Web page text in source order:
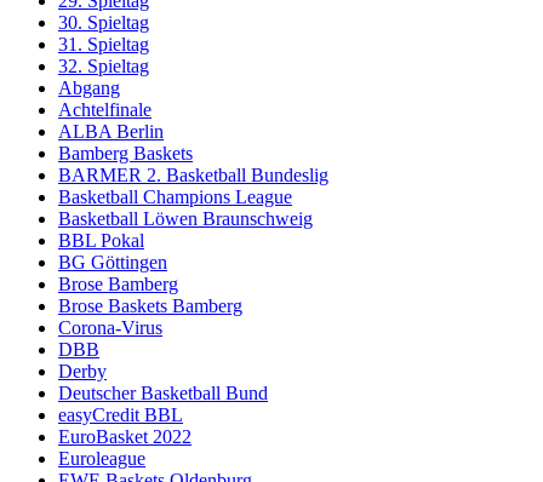
30. Spieltag
31. Spieltag
32. Spieltag
Abgang
Achtelfinale
ALBA Berlin
Bamberg Baskets
BARMER 2. Basketball Bundeslig
Basketball Champions League
Basketball Löwen Braunschweig
BBL Pokal
BG Göttingen
Brose Bamberg
Brose Baskets Bamberg
Corona-Virus
DBB
Derby
Deutscher Basketball Bund
easyCredit BBL
EuroBasket 2022
Euroleague